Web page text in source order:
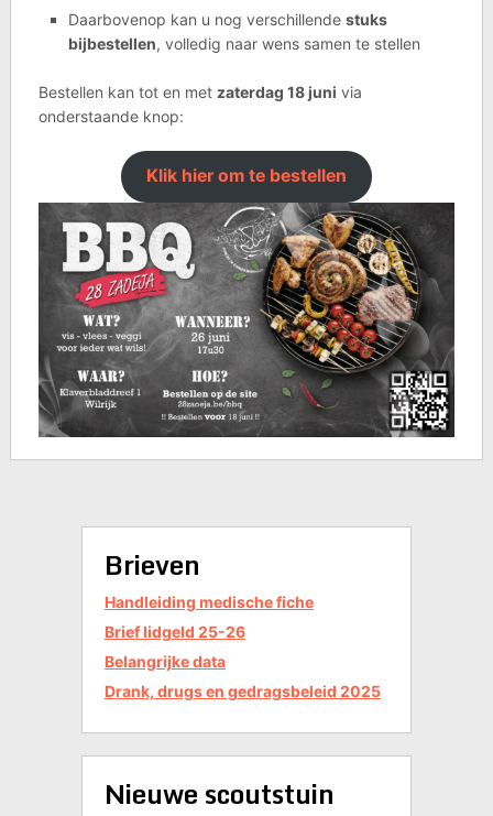
Daarbovenop kan u nog verschillende stuks
bijbestellen, volledig naar wens samen te stellen
Bestellen kan tot en met zaterdag 18 juni via
onderstaande knop:
Klik hier om te bestellen
Brieven
Handleiding medische fiche
Brief lidgeld 25-26
Belangrijke data
Drank, drugs en gedragsbeleid 2025
Nieuwe scoutstuin